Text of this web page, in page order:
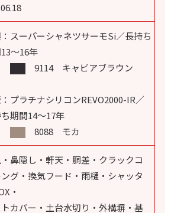
スーパーシャネツサーモSi／長持ち
～16年
9114 キャビアブラウン
プラチナシリコンREVO2000-IR／
期間14～17年
8088 モカ
鼻隠し・軒天・胴差・クラックコ
グ・換気フード・ 雨樋・シャッタ
・
カバー・土台水切り・外構塀・基